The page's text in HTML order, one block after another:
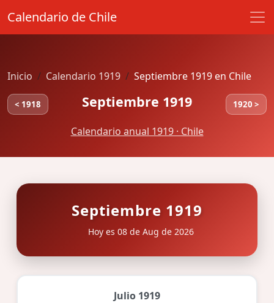
Calendario de Chile
Inicio Calendario 1919 Septiembre 1919 en Chile
< 1918 Septiembre 1919 1920 >
Calendario anual 1919 · Chile
Septiembre 1919
Hoy es 08 de Aug de 2026
Julio 1919